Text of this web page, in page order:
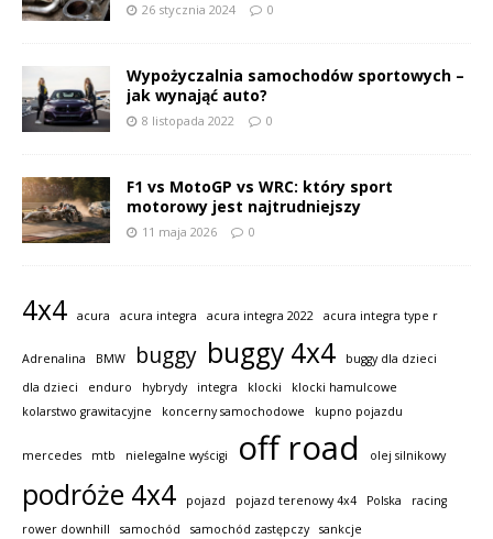
26 stycznia 2024 0
Wypożyczalnia samochodów sportowych –
jak wynająć auto?
8 listopada 2022 0
F1 vs MotoGP vs WRC: który sport
motorowy jest najtrudniejszy
11 maja 2026 0
4x4 acura acura integra acura integra 2022 acura integra type r
Adrenalina BMW buggy buggy 4x4
buggy dla dzieci
dla dzieci
enduro hybrydy integra klocki
klocki hamulcowe
kolarstwo grawitacyjne
koncerny samochodowe kupno pojazdu
mercedes mtb nielegalne wyścigi off road olej silnikowy
podróże 4x4 pojazd pojazd terenowy 4x4 Polska
racing
rower downhill
samochód samochód zastępczy
sankcje